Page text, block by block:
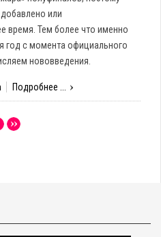
или
время. Тем более что именно
год с момента официального
нововведения.
Подробнее ...